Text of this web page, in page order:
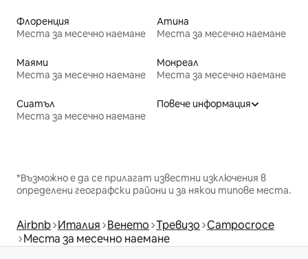
Флоренция
Места за месечно наемане
Атина
Места за месечно наемане
Маями
Места за месечно наемане
Монреал
Места за месечно наемане
Сиатъл
Места за месечно наемане
Повече информация
*Възможно е да се прилагат известни изключения в
определени географски райони и за някои типове места.
Airbnb Италия Венето Тревизо Campocroce
Места за месечно наемане